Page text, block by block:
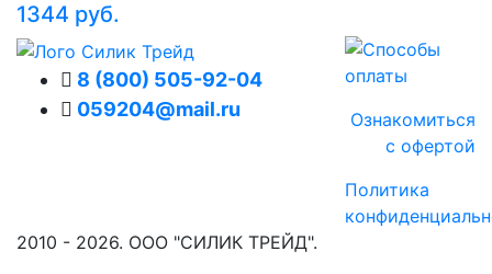
1344 руб.
8 (800) 505-92-04
059204@mail.ru
Ознакомиться
с офертой
Политика
2010 - 2026. ООО "СИЛИК ТРЕЙД".